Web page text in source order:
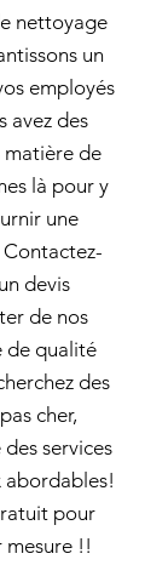
nettoyage
un
employés
avez des
matière de
là pour y
une
devis
de nos
de qualité
des
cher,
services
abordables!
pour
mesure !!